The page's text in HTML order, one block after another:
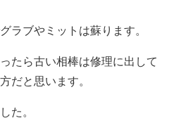
ラブやミットは蘇ります。
たら古い相棒は修理に出して
だと思います。
た。